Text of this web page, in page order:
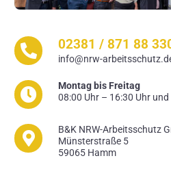
02381 / 871 88
info@nrw-
Montag bis Freitag
08:00 Uhr – 16:30 Uhr
B&K NRW-Arbeitsschutz
Münsterstraße 5
59065 Hamm